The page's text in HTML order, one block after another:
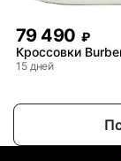
79 490 ₽
Кроссовки
15 дней